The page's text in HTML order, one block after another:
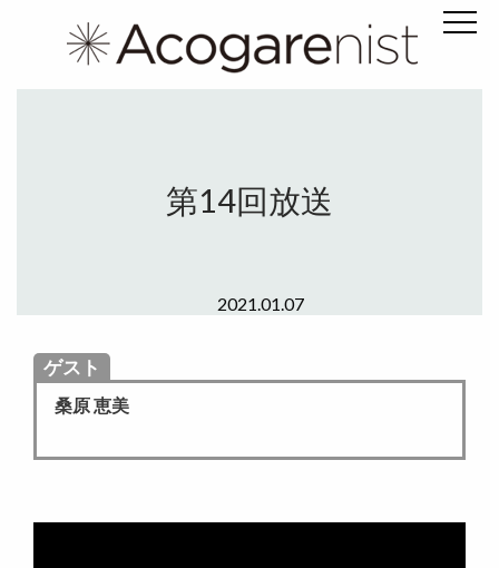
第14回放送
2021.01.07
ゲスト
桑原 恵美